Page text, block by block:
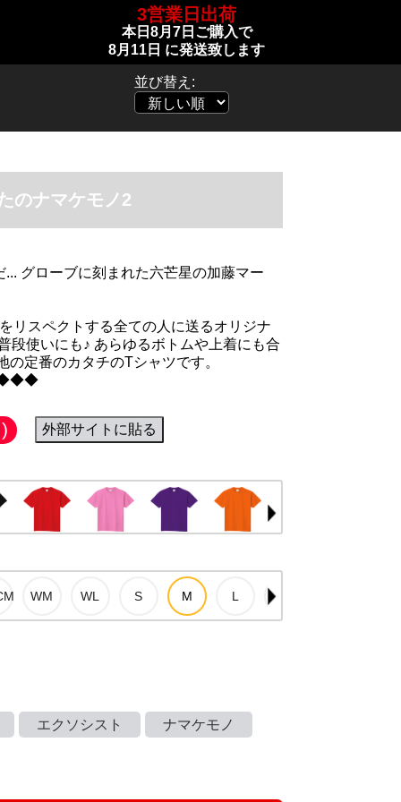
3営業日出荷
本日 8月7日 ご購入で
8月11日 に発送致します
並び替え:
のナマケモノ2
グローブに刻まれた六芒星の加藤マー
リスペクトする全ての人に送るオリジナ
いにも♪ あらゆるボトムや上着にも合
地の定番のカタチのTシャツです。
◆◆◆
外部サイトに貼る
エクソシスト ナマケモノ